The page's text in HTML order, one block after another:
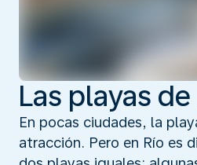
Las playas de
En pocas ciudades, la
atracción. Pero en Río es